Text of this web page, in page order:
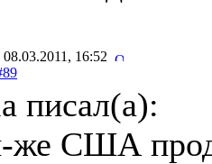
16:52
писал(a):
же США